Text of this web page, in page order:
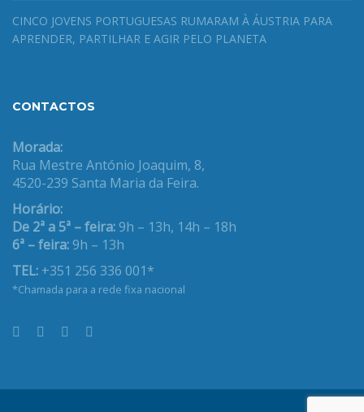
CINCO JOVENS PORTUGUESAS RUMARAM À ÁUSTRIA PARA
APRENDER, PARTILHAR E AGIR PELO PLANETA
CONTACTOS
Morada:
Rua Mestre António Joaquim, 8,
4520-239 Santa Maria da Feira.
Horário:
De 2ª a 5ª – feira: 9h – 13h, 14h – 18h
6ª – feira: 9h – 13h
TEL: +351 256 336 001*
*Chamada para a rede fixa nacional